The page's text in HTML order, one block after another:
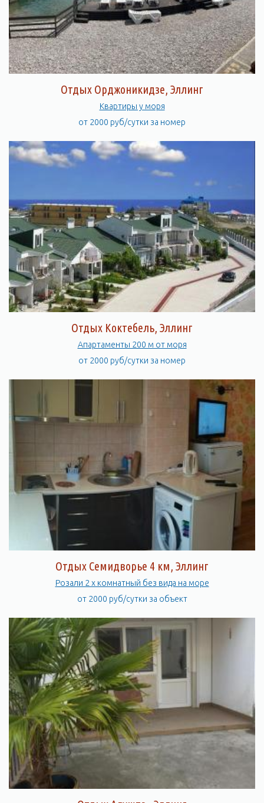
Отдых Орджоникидзе, Эллинг
Квартиры у моря
от 2000 руб/сутки за номер
Отдых Коктебель, Эллинг
Апартаменты 200 м от моря
от 2000 руб/сутки за номер
Отдых Семидворье 4 км, Эллинг
Розали 2 х комнатный без вида на море
от 2000 руб/сутки за объект